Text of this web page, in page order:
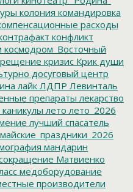
колония командировка
расходы
конфликт
космодром_Восточный
кризис Крик души
досуговый центр
лайк ЛДПР Левинталь
препараты лекарство
лето лето_2026
лучший спасатель
майские_праздники_2026
мандарин
Матвиенко
медоборудование
производители